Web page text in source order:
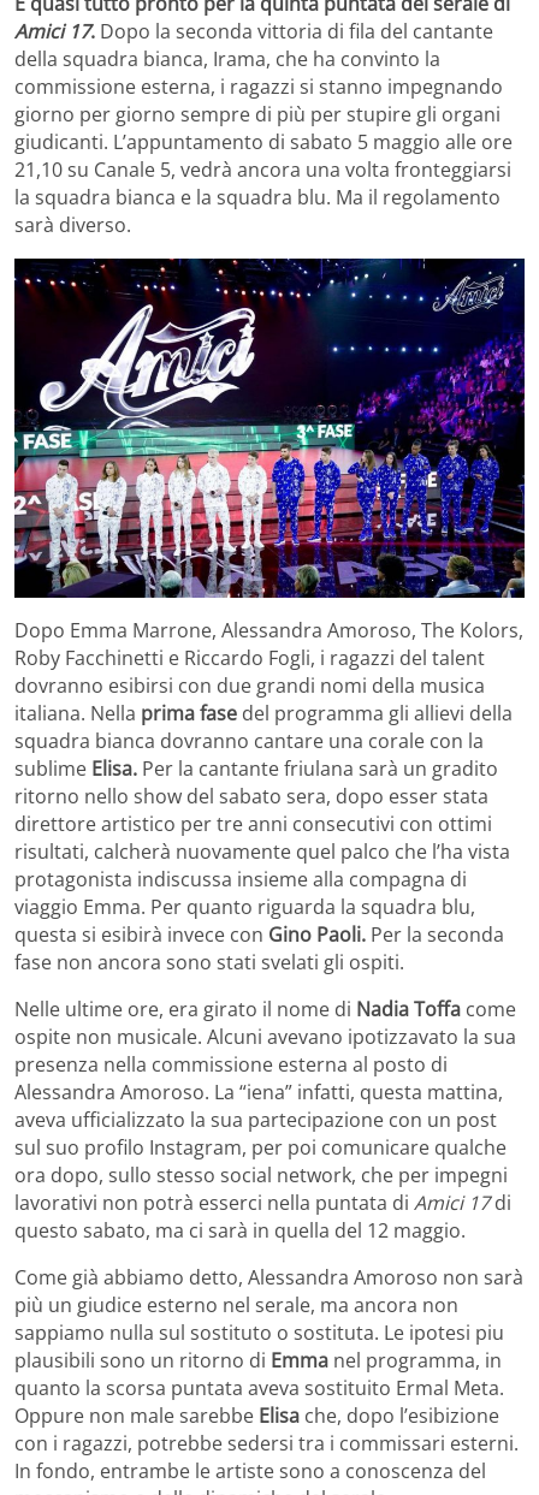
Amici 17. Dopo la seconda vittoria di fila del cantante
della squadra bianca, Irama, che ha convinto la
commissione esterna, i ragazzi si stanno impegnando
giorno per giorno sempre di più per stupire gli organi
giudicanti. L’appuntamento di sabato 5 maggio alle ore
21,10 su Canale 5, vedrà ancora una volta fronteggiarsi
la squadra bianca e la squadra blu. Ma il regolamento
sarà diverso.
Dopo Emma Marrone, Alessandra Amoroso, The Kolors,
Roby Facchinetti e Riccardo Fogli, i ragazzi del talent
dovranno esibirsi con due grandi nomi della musica
italiana. Nella prima fase del programma gli allievi della
squadra bianca dovranno cantare una corale con la
sublime Elisa. Per la cantante friulana sarà un gradito
ritorno nello show del sabato sera, dopo esser stata
direttore artistico per tre anni consecutivi con ottimi
risultati, calcherà nuovamente quel palco che l’ha vista
protagonista indiscussa insieme alla compagna di
viaggio Emma. Per quanto riguarda la squadra blu,
questa si esibirà invece con Gino Paoli. Per la seconda
fase non ancora sono stati svelati gli ospiti.
Nelle ultime ore, era girato il nome di Nadia Toffa come
ospite non musicale. Alcuni avevano ipotizzavato la sua
presenza nella commissione esterna al posto di
Alessandra Amoroso. La “iena” infatti, questa mattina,
aveva ufficializzato la sua partecipazione con un post
sul suo profilo Instagram, per poi comunicare qualche
ora dopo, sullo stesso social network, che per impegni
lavorativi non potrà esserci nella puntata di Amici 17di
questo sabato, ma ci sarà in quella del 12 maggio.
Come già abbiamo detto, Alessandra Amoroso non sarà
più un giudice esterno nel serale, ma ancora non
sappiamo nulla sul sostituto o sostituta. Le ipotesi piu
plausibili sono un ritorno di Emma nel programma, in
quanto la scorsa puntata aveva sostituito Ermal Meta.
Oppure non male sarebbe Elisa che, dopo l’esibizione
con i ragazzi, potrebbe sedersi tra i commissari esterni.
In fondo, entrambe le artiste sono a conoscenza del